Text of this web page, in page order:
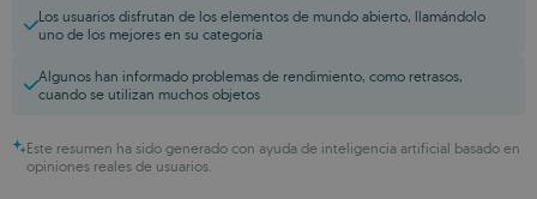
Los usuarios disfrutan de los elementos de mundo abierto, llamándolo
uno de los mejores en su categoría
Algunos han informado problemas de rendimiento, como retrasos,
cuando se utilizan muchos objetos
Este resumen ha sido generado con ayuda de inteligencia artificial basado en
opiniones reales de usuarios.